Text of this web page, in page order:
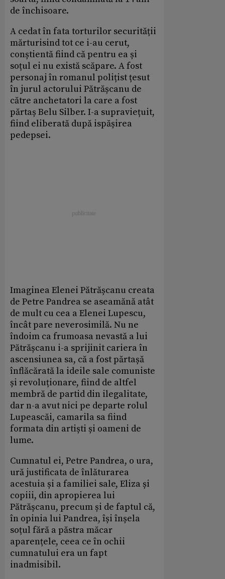
de închisoare.
A cedat în fata torturilor securității
mărturisind tot ce i-au cerut,
conștientă fiind că pentru ea și
soțul ei nu există scăpare. A fost
personaj în romanul polițist țesut
în jurul actorului Pătrășcanu de
către anchetatori la care a fost
părtaș Belu Silber. I-a supraviețuit,
fiind eliberată după ispășirea
pedepsei.
Imaginea Elenei Pătrășcanu creata
de Petre Pandrea se aseamănă atât
de mult cu cea a Elenei Lupescu,
încât pare neverosimilă. Nu ne
îndoim ca frumoasa nevastă a lui
Pătrășcanu i-a sprijinit cariera în
ascensiunea sa, că a fost părtașă
înflăcărată la ideile sale comuniste
și revoluționare, fiind de altfel
membră de partid din ilegalitate,
dar n-a avut nici pe departe rolul
Lupeascăi, camarila sa fiind
formata din artiști și oameni de
lume.
Cumnatul ei, Petre Pandrea, o ura,
ură justificata de înlăturarea
acestuia și a familiei sale, Eliza și
copiii, din apropierea lui
Pătrășcanu, precum și de faptul că,
în opinia lui Pandrea, își înșela
soțul fără a păstra măcar
aparențele, ceea ce în ochii
cumnatului era un fapt
inadmisibil.